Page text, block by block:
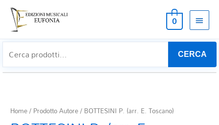
0
CERCA
Home/ Prodotto Autore / BOTTESINI P. (arr. E. Toscano)